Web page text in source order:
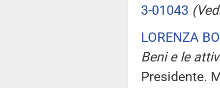
3-01043
LORENZA
Beni e le
Presidente.